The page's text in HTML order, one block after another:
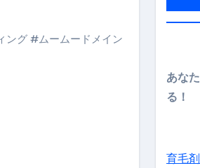
【ムームードメイン】
は●●をしないとこの先さらに貧
資
ング #ムームードメイン
あな
る！
育毛